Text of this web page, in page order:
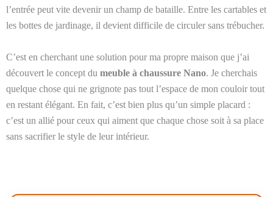
l’entrée peut vite devenir un champ de bataille. Entre les cartables et
les bottes de jardinage, il devient difficile de circuler sans trébucher.
C’est en cherchant une solution pour ma propre maison que j’ai
découvert le concept du meuble à chaussure Nano. Je cherchais
quelque chose qui ne grignote pas tout l’espace de mon couloir tout
en restant élégant. En fait, c’est bien plus qu’un simple placard :
c’est un allié pour ceux qui aiment que chaque chose soit à sa place
sans sacrifier le style de leur intérieur.